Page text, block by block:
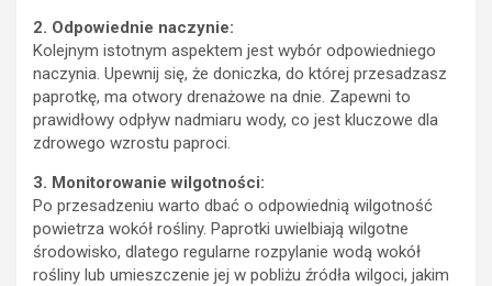
2. Odpowiednie naczynie:
Kolejnym istotnym aspektem jest wybór odpowiedniego
naczynia. Upewnij się, że doniczka, do której przesadzasz
paprotkę, ma otwory drenażowe na dnie. Zapewni to
prawidłowy odpływ nadmiaru wody, co jest kluczowe dla
zdrowego wzrostu paproci.
3. Monitorowanie wilgotności:
Po przesadzeniu warto dbać o odpowiednią wilgotność
powietrza wokół rośliny. Paprotki uwielbiają wilgotne
środowisko, dlatego regularne rozpylanie wodą wokół
rośliny lub umieszczenie jej w pobliżu źródła wilgoci, jakim